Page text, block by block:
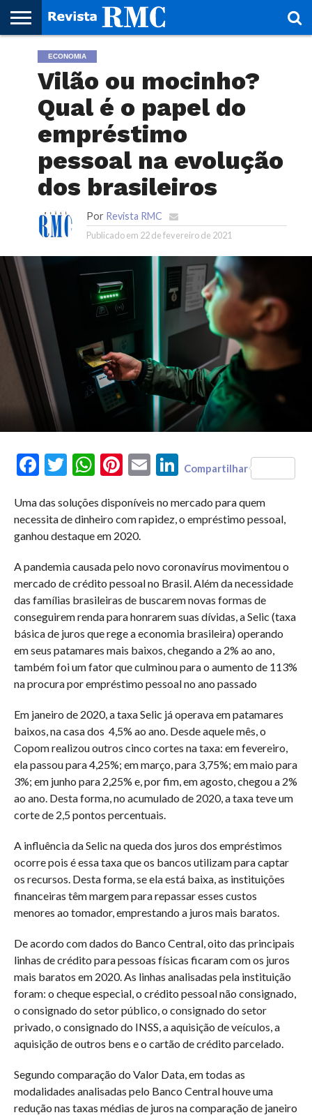
HOME
REVISTA
PROJETO
CULTURAL
RMC – 20
CIDADES
ARTE &
CULTURA
NOTÍCIAS
CORPORATIVAS
EDIÇÕES
ANTERIORES
PARCEIROS
FAÇA
SEU
SITE!
FALE
CONOSCO
ECONOMIA
Vilão ou mocinho?
Qual é o papel do
empréstimo
pessoal na evolução
dos brasileiros
Por Revista RMC
Publicado em 22 de fevereiro de 2021
FacebookTwitterWhatsAppPinterest
Email LinkedIn
Compartilhar
Uma das soluções disponíveis no mercado para quem
necessita de dinheiro com rapidez, o empréstimo pessoal,
ganhou destaque em 2020.
A pandemia causada pelo novo coronavírus movimentou o
mercado de crédito pessoal no Brasil. Além da necessidade
das famílias brasileiras de buscarem novas formas de
conseguirem renda para honrarem suas dívidas, a Selic (taxa
básica de juros que rege a economia brasileira) operando
em seus patamares mais baixos, chegando a 2% ao ano,
também foi um fator que culminou para o aumento de 113%
na procura por empréstimo pessoal no ano passado
Em janeiro de 2020, a taxa Selic já operava em patamares
baixos, na casa dos 4,5% ao ano. Desde aquele mês, o
Copom realizou outros cinco cortes na taxa: em fevereiro,
ela passou para 4,25%; em março, para 3,75%; em maio para
3%; em junho para 2,25% e, por fim, em agosto, chegou a 2%
ao ano. Desta forma, no acumulado de 2020, a taxa teve um
corte de 2,5 pontos percentuais.
A influência da Selic na queda dos juros dos empréstimos
ocorre pois é essa taxa que os bancos utilizam para captar
os recursos. Desta forma, se ela está baixa, as instituições
financeiras têm margem para repassar esses custos
menores ao tomador, emprestando a juros mais baratos.
De acordo com dados do Banco Central, oito das principais
linhas de crédito para pessoas físicas ficaram com os juros
mais baratos em 2020. As linhas analisadas pela instituição
foram: o cheque especial, o crédito pessoal não consignado,
o consignado do setor público, o consignado do setor
privado, o consignado do INSS, a aquisição de veículos, a
aquisição de outros bens e o cartão de crédito parcelado.
Segundo comparação do Valor Data, em todas as
modalidades analisadas pelo Banco Central houve uma
redução nas taxas médias de juros na comparação de janeiro